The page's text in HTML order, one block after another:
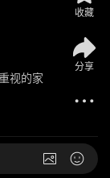
视的家
收藏
分享